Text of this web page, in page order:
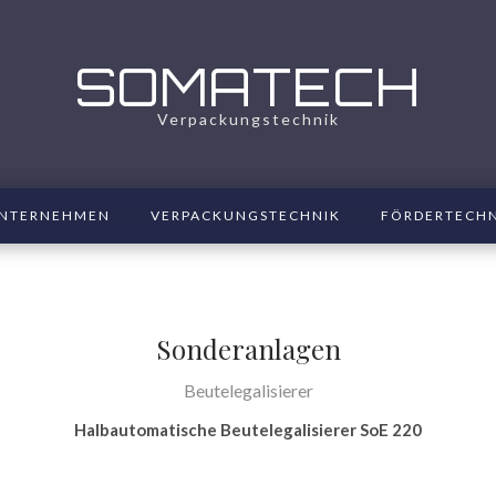
SOMATECH
Verpackungstechnik
VERPACKUNGSTECHNIK
Sonderanlagen
Beutelegalisierer
Halbautomatische Beutelegalisierer SoE 220